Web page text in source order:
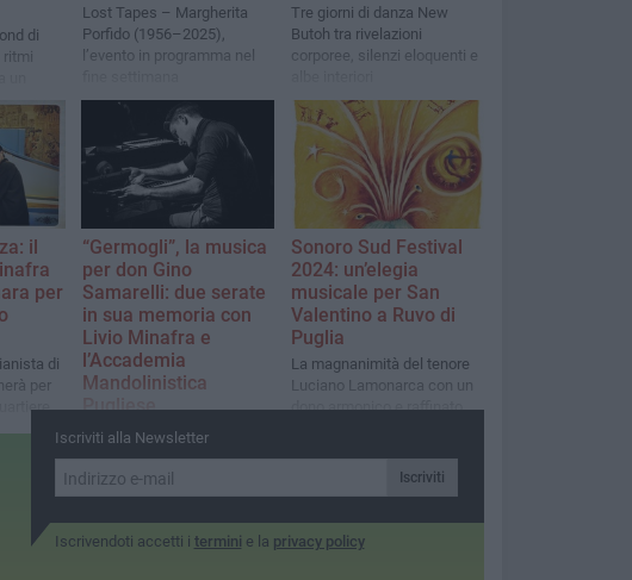
di
ritmi
donne
Lost Tapes – Margherita
Porfido (1956–2025),
l’evento in programma nel
Tre giorni di danza New
Butoh tra rivelazioni
corporee, silenzi eloquenti e
il
per
di
per
“Germogli”, la musica
per don Gino
Samarelli: due serate
in sua memoria con
Livio Minafra e
l’Accademia
Mandolinistica
Pugliese
Pathos e raffinatezza per
mecenate dell’arte sacra e
fondatore di Digressione
Sonoro Sud Festival
2024: un’elegia
musicale per San
Valentino a Ruvo di
Puglia
La magnanimità del tenore
Luciano Lamonarca con un
dono armonico e raffinato
Iscriviti alla Newsletter
Iscriviti
Iscrivendoti accetti i termini e la privacy policy